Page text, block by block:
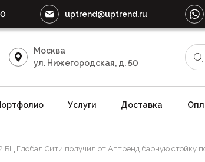
uptrend@uptrend.ru
Москва
ул. Нижегородская, д. 50
Услуги Доставка
БЦ Глобал Сити получил от Аптренд барную стойку